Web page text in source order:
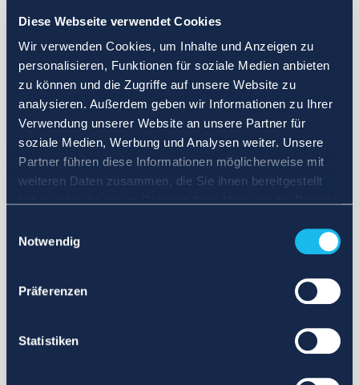
Diese Webseite verwendet Cookies
Wir verwenden Cookies, um Inhalte und Anzeigen zu
personalisieren, Funktionen für soziale Medien anbieten
zu können und die Zugriffe auf unsere Website zu
analysieren. Außerdem geben wir Informationen zu Ihrer
Verwendung unserer Website an unsere Partner für
soziale Medien, Werbung und Analysen weiter. Unsere
Partner führen diese Informationen möglicherweise mit
weiteren Daten zusammen, die Sie ihnen bereitgestellt
Notwendig
Präferenzen
Statistiken